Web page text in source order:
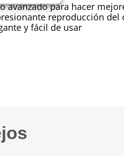
avanzado para hacer
reproducción del
y fácil de usar